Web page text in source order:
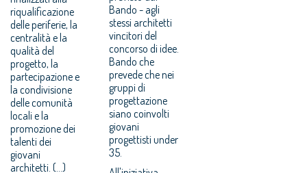
riqualificazione
delle periferie, la
centralità e la
qualità del
progetto, la
partecipazione e
la condivisione
delle comunità
locali e la
promozione dei
talenti dei
giovani
architetti. (...)
Bando - agli
stessi architetti
vincitori del
concorso di idee.
Bando che
prevede che nei
gruppi di
progettazione
siano coinvolti
giovani
progettisti under
35.